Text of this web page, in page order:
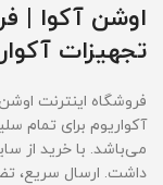
اوشن آکوا |
تجهیزات
فروشگاه اینترنت
آکواریوم برای تمام
می‌باشد. با خرید از
داشت. ارسال سریع،